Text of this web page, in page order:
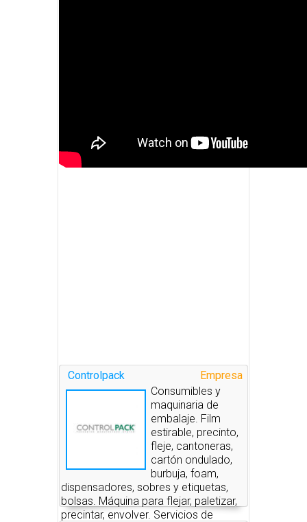
Empresa
Controlpack
Consumibles y
maquinaria de
embalaje. Film
estirable, precinto,
fleje, cantoneras,
cartón ondulado,
burbuja, foam,
dispensadores, sobres y etiquetas,
bolsas. Máquina para flejar, paletizar,
precintar, envolver. Servicios de